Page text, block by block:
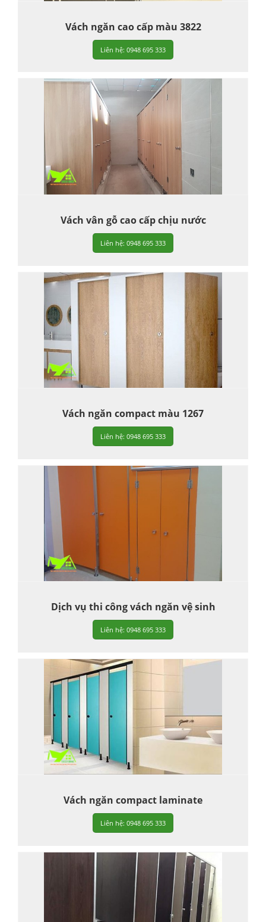
Vách ngăn cao cấp màu 3822
Liên hệ: 0948 695 333
Vách vân gỗ cao cấp chịu nước
Liên hệ: 0948 695 333
Vách ngăn compact màu 1267
Liên hệ: 0948 695 333
Dịch vụ thi công vách ngăn vệ sinh
Liên hệ: 0948 695 333
Vách ngăn compact laminate
Liên hệ: 0948 695 333